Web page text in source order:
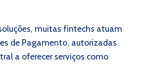
muitas fintechs atuam
de Pagamento, autorizadas
a oferecer serviços como